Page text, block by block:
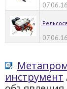
07.06.16
07.06.16
инструмент